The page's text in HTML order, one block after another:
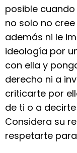
posible cuando
no solo no
además ni le
ideología por
con ella y
derecho ni a
criticarte por
de ti o a
Considera su
respetarte